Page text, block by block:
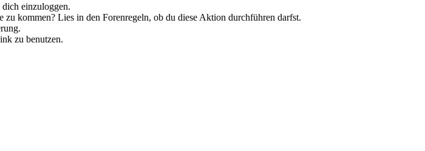
einzuloggen.
kommen? Lies in den Forenregeln, ob du diese Aktion durchführen darfst.
zu benutzen.